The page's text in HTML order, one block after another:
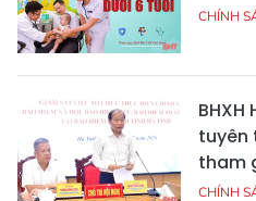
CHÍNH
tuyên
tham
CHÍNH